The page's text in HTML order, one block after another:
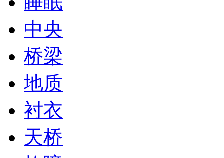
中央
桥梁
地质
衬衣
天桥